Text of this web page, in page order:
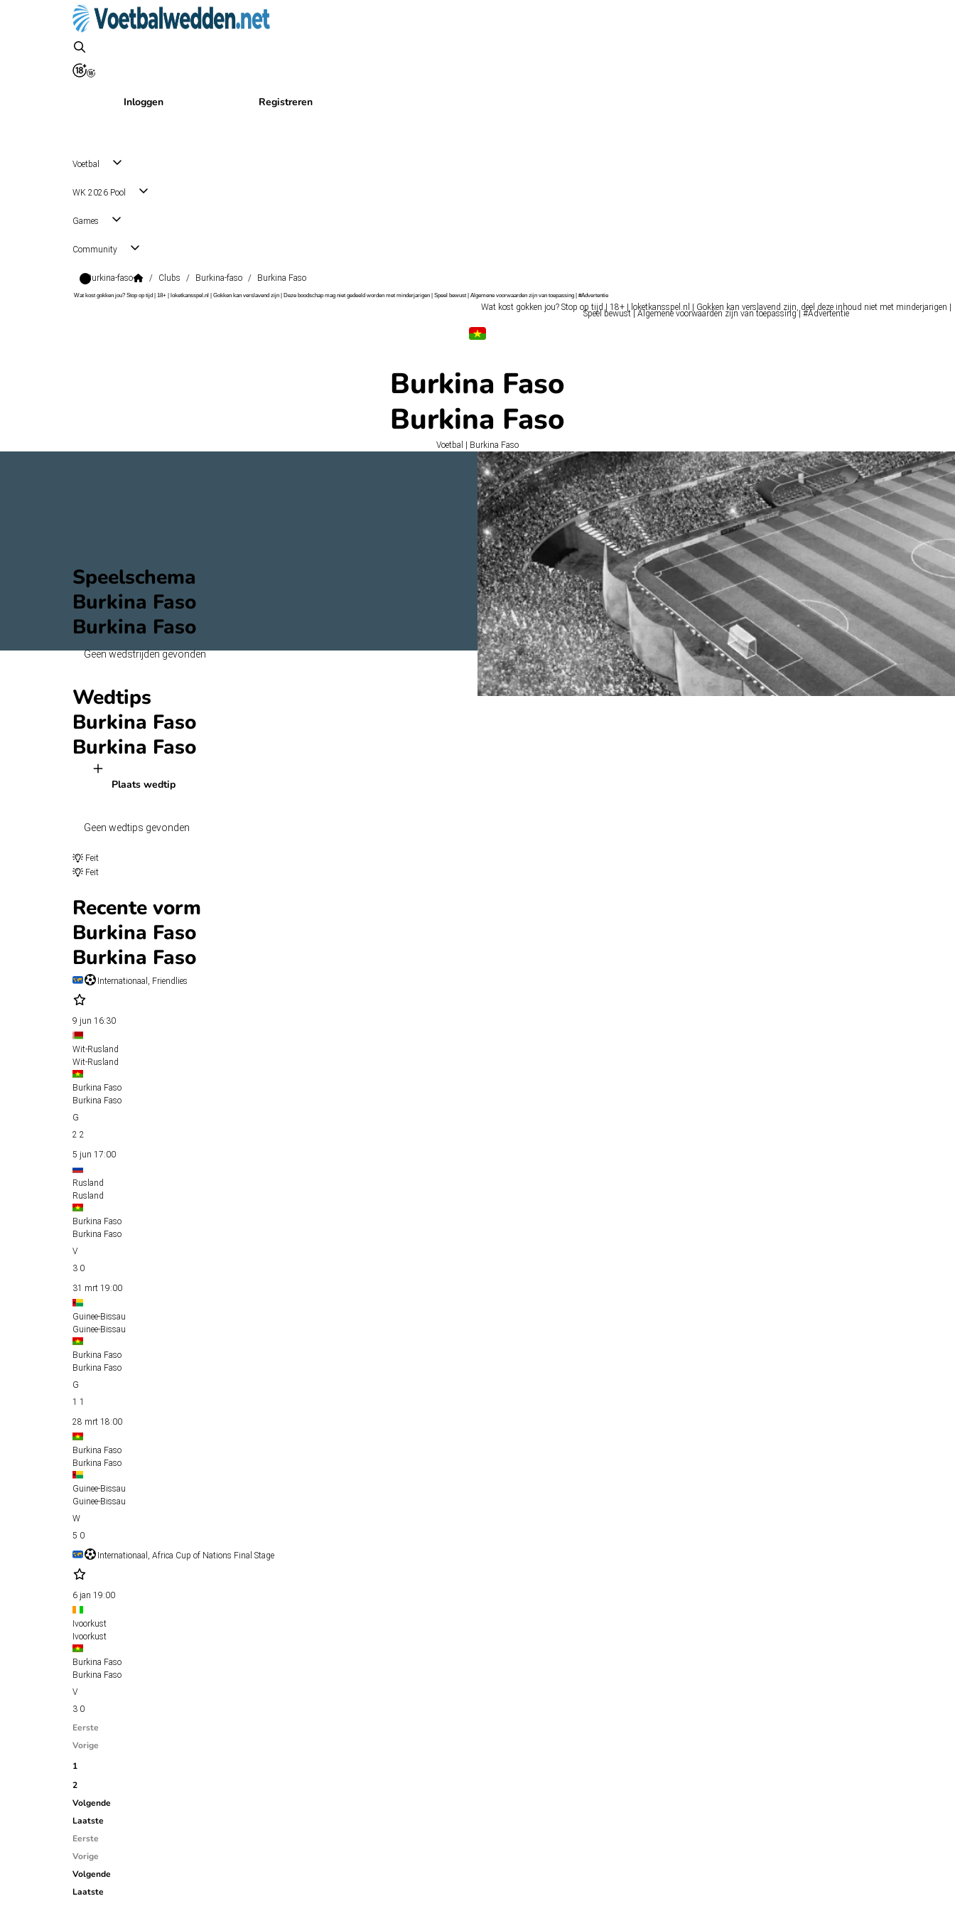
Inloggen Registreren
Voetbal
WK 2026 Pool
Games
Community
Burkina-faso / Clubs / Burkina-faso / Burkina Faso
Wat kost gokken jou? Stop op tijd | 18+ | loketkansspel.nl | Gokken kan verslavend zijn | Deze boodschap mag niet gedeeld worden met minderjarigen | Speel bewust | Algemene voorwaarden zijn van toepassing | #Advertentie
Wat kost gokken jou? Stop op tijd | 18+ | loketkansspel.nl | Gokken kan verslavend zijn, deel deze inhoud niet met minderjarigen |
Speel bewust | Algemene voorwaarden zijn van toepassing | #Advertentie
Burkina Faso
Burkina Faso
Voetbal | Burkina Faso
Speelschema
Burkina Faso
Burkina Faso
Geen wedstrijden gevonden
Wedtips
Burkina Faso
Burkina Faso
Plaats wedtip
Geen wedtips gevonden
Feit
Feit
Recente vorm
Burkina Faso
Burkina Faso
Internationaal, Friendlies
9 jun 16:30
Wit-Rusland
Wit-Rusland
Burkina Faso
Burkina Faso
2 2
5 jun 17:00
Rusland
Rusland
Burkina Faso
Burkina Faso
3 0
31 mrt 19:00
Guinee-Bissau
Guinee-Bissau
Burkina Faso
Burkina Faso
1 1
28 mrt 18:00
Burkina Faso
Burkina Faso
Guinee-Bissau
Guinee-Bissau
5 0
Internationaal, Africa Cup of Nations Final Stage
6 jan 19:00
Ivoorkust
Ivoorkust
Burkina Faso
Burkina Faso
3 0
Eerste
Vorige
1
2
Volgende
Laatste
Eerste
Vorige
Volgende
Laatste